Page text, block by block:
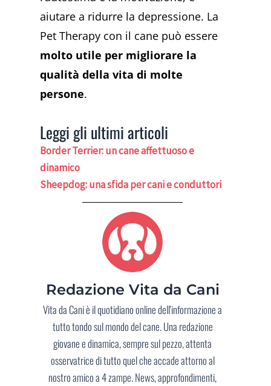
aiutare a ridurre la depressione. La
Pet Therapy con il cane può essere
molto utile per migliorare la
qualità della vita di molte
persone.
Leggi gli ultimi articoli
Border Terrier: un cane affettuoso e
dinamico
Sheepdog: una sfida per cani e conduttori
Redazione Vita da Cani
Vita da Cani è il quotidiano online dell'informazione a
tutto tondo sul mondo del cane. Una redazione
giovane e dinamica, sempre sul pezzo, attenta
osservatrice di tutto quel che accade attorno al
nostro amico a 4 zampe. News, approfondimenti,